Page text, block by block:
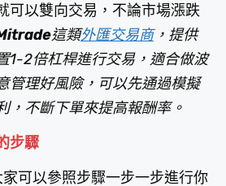
可以雙向交易，不論市場漲跌
這類外匯交易商，提供
1-2倍杠桿進行交易，適合做波
管理好風險，可以先通過模擬
，不斷下單來提高報酬率。
步驟
可以參照步驟一步一步進行你